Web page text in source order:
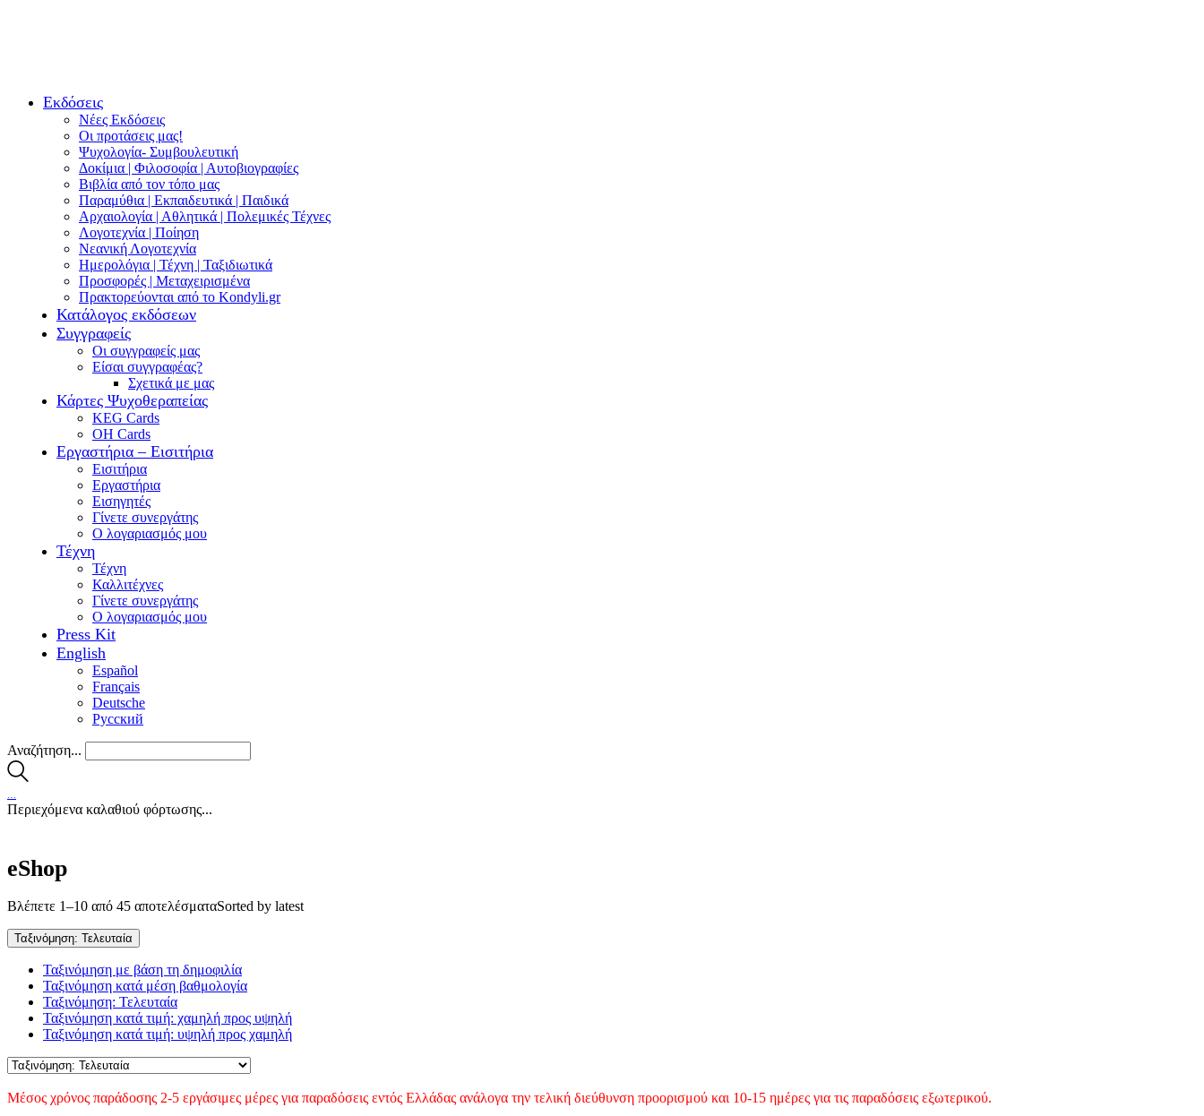
Εκδόσεις
Νέες Εκδόσεις
Οι προτάσεις μας!
Ψυχολογία- Συμβουλευτική
Δοκίμια | Φιλοσοφία | Αυτοβιογραφίες
Βιβλία από τον τόπο μας
Παραμύθια | Εκπαιδευτικά | Παιδικά
Αρχαιολογία | Αθλητικά | Πολεμικές Τέχνες
Λογοτεχνία | Ποίηση
Νεανική Λογοτεχνία
Ημερολόγια | Τέχνη | Ταξιδιωτικά
Προσφορές | Μεταχειρισμένα
Πρακτορεύονται από το Kondyli.gr
Κατάλογος εκδόσεων
Συγγραφείς
Οι συγγραφείς μας
Είσαι συγγραφέας?
Σχετικά με μας
Κάρτες Ψυχοθεραπείας
KEG Cards
OH Cards
Εργαστήρια – Εισιτήρια
Εισιτήρια
Εργαστήρια
Εισηγητές
Γίνετε συνεργάτης
Ο λογαριασμός μου
Τέχνη
Τέχνη
Καλλιτέχνες
Γίνετε συνεργάτης
Ο λογαριασμός μου
Press Kit
English
Español
Français
Deutsche
Pусский
Αναζήτηση...
Περιεχόμενα καλαθιού φόρτωσης...
eShop
Βλέπετε 1–10 από 45 αποτελέσματαSorted by latest
Ταξινόμηση: Τελευταία
Ταξινόμηση με βάση τη δημοφιλία
Ταξινόμηση κατά μέση βαθμολογία
Ταξινόμηση: Τελευταία
Ταξινόμηση κατά τιμή: χαμηλή προς υψηλή
Ταξινόμηση κατά τιμή: υψηλή προς χαμηλή
Μέσος χρόνος παράδοσης 2-5 εργάσιμες μέρες για παραδόσεις εντός Ελλάδας ανάλογα την τελική διεύθυνση προορισμού και 10-15 ημέρες για τις παραδόσεις εξωτερικού.